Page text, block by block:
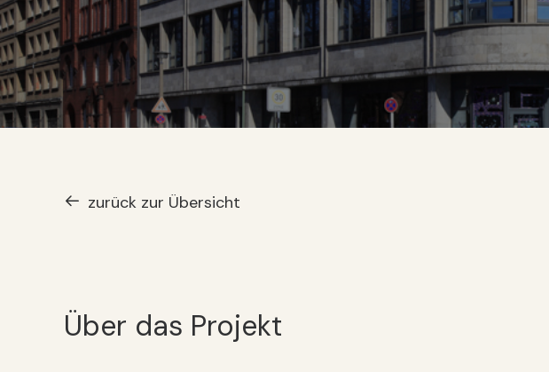
zurück zur Übersicht
Über das Projekt